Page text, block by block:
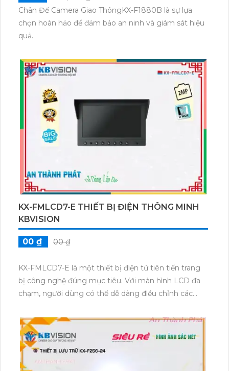
Chân Đế Camera Giao ThôngKX-F1880B là sự lựa
chọn hoàn hảo để đảm bảo an ninh và giám sát hiệu
quả.
KX-FMLCD7-E THIẾT BỊ ĐIỆN THÔNG MINH
KBVISION
00 ₫ 00 ₫
KX-FMLCD7-E là một thiết bị điện tử tiên tiến trang
bị công nghệ đúng mục tiêu. Với màn hình LCD đa
chạm, người dùng có thể dễ dàng điều chỉnh các
Bluetooth, giúp kết nối nhanh chóng với các thiết bị
khác. Điều khiển từ xa thông qua ứng dụng điện
thoại thông minh cũng là một tính năng tiện lợi của